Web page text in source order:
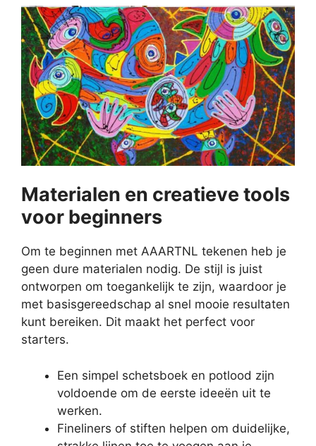
Materialen en creatieve tools
voor beginners
Om te beginnen met AAARTNL tekenen heb je
geen dure materialen nodig. De stijl is juist
ontworpen om toegankelijk te zijn, waardoor je
met basisgereedschap al snel mooie resultaten
kunt bereiken. Dit maakt het perfect voor
starters.
Een simpel schetsboek en potlood zijn
voldoende om de eerste ideeën uit te
werken.
Fineliners of stiften helpen om duidelijke,